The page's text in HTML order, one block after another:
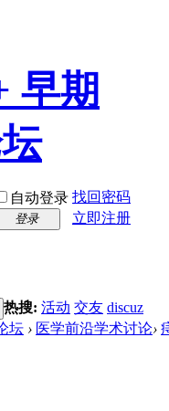
自动登录 找回密码
登录
立即注册
热搜: 活动 交友 discuz
坛 › 医学前沿学术讨论›